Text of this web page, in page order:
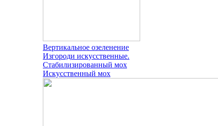
Вертикальное озеленение
Изгороди искусственные.
Стабилизированный мох
Искусственный мох